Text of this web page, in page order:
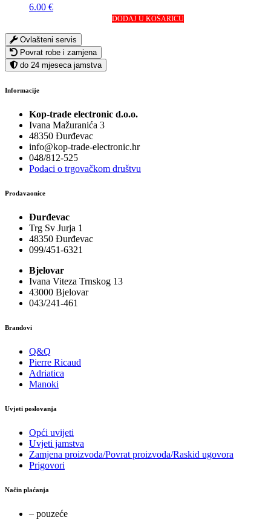
6.00 €
DODAJ U KOŠARICU
Ovlašteni servis
Povrat robe i zamjena
do 24 mjeseca jamstva
Informacije
Kop-trade electronic d.o.o.
Ivana Mažuranića 3
48350 Đurđevac
info@kop-trade-electronic.hr
048/812-525
Podaci o trgovačkom društvu
Prodavaonice
Đurđevac
Trg Sv Jurja 1
48350 Đurđevac
099/451-6321
Bjelovar
Ivana Viteza Trnskog 13
43000 Bjelovar
043/241-461
Brandovi
Q&Q
Pierre Ricaud
Adriatica
Manoki
Uvjeti poslovanja
Opći uvijeti
Uvjeti jamstva
Zamjena proizvoda/Povrat proizvoda/Raskid ugovora
Prigovori
Način plaćanja
– pouzeće